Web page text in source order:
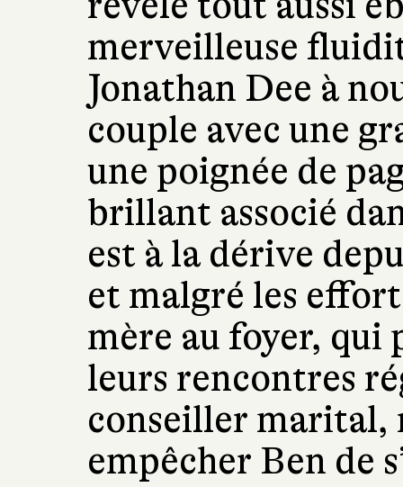
merveilleuse
Jonathan Dee à
couple avec une
une poignée de
brillant associé
est à la dérive
et malgré les
mère au foyer, qui
leurs rencontres
conseiller marital,
empêcher Ben de